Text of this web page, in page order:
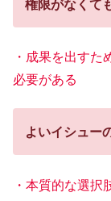
権限がなくて
・成果を出す
必要がある
よいイシュー
・本質的な選択